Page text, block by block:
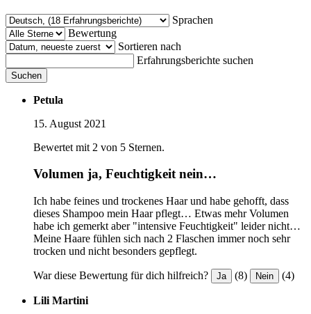
Sprachen
Bewertung
Sortieren nach
Erfahrungsberichte suchen
Suchen
Petula
15. August 2021
Bewertet mit 2 von 5 Sternen.
Volumen ja, Feuchtigkeit nein…
Ich habe feines und trockenes Haar und habe gehofft, dass
dieses Shampoo mein Haar pflegt… Etwas mehr Volumen
habe ich gemerkt aber "intensive Feuchtigkeit" leider nicht…
Meine Haare fühlen sich nach 2 Flaschen immer noch sehr
trocken und nicht besonders gepflegt.
War diese Bewertung für dich hilfreich? Ja (8) Nein (4)
Lili Martini